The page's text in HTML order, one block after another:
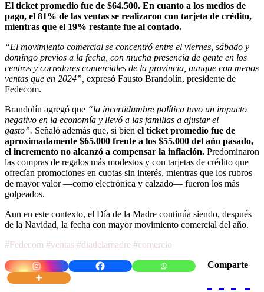
El ticket promedio fue de $64.500. En cuanto a los medios de
pago, el 81% de las ventas se realizaron con tarjeta de crédito,
mientras que el 19% restante fue al contado.
“El movimiento comercial se concentró entre el viernes, sábado y
domingo previos a la fecha, con mucha presencia de gente en los
centros y corredores comerciales de la provincia, aunque con menos
ventas que en 2024”, expresó Fausto Brandolín, presidente de
Fedecom.
Brandolín agregó que “la incertidumbre política tuvo un impacto
negativo en la economía y llevó a las familias a ajustar el
gasto”. Señaló además que, si bien el ticket promedio fue de
aproximadamente $65.000 frente a los $55.000 del año pasado,
el incremento no alcanzó a compensar la inflación. Predominaron
las compras de regalos más modestos y con tarjetas de crédito que
ofrecían promociones en cuotas sin interés, mientras que los rubros
de mayor valor —como electrónica y calzado— fueron los más
golpeados.
Aun en este contexto, el Día de la Madre continúa siendo, después
de la Navidad, la fecha con mayor movimiento comercial del año.
#Fedecom #ventas #diadelamadre #comercio
Comparte